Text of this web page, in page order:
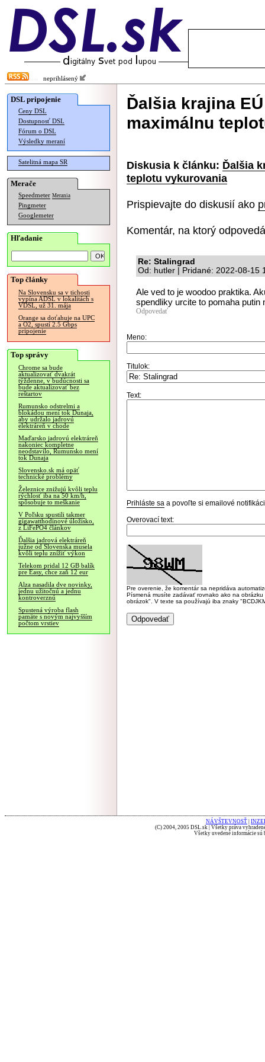
neprihlásený
DSL pripojenie
Ceny DSL
Dostupnosť DSL
Fórum o DSL
Výsledky meraní
Satelitná mapa SR
Merače
Speedmeter Merania
Pingmeter
Googlemeter
Hľadanie
Top články
Na Slovensku sa v tichosti
vypína ADSL v lokalitách s
VDSL, už 31. mája
Orange sa doťahuje na UPC
a O2, spustí 2.5 Gbps
pripojenie
Top správy
Chrome sa bude
aktualizovať dvakrát
týždenne, v budúcnosti sa
bude aktualizovať bez
reštartov
Rumunsko odstrelmi a
blokádou mení tok Dunaja,
aby udržalo jadrovú
elektráreň v chode
Maďarsko jadrovú elektráreň
nakoniec kompletne
neodstavilo, Rumunsko mení
tok Dunaja
Slovensko.sk má opäť
technické problémy
Železnice znižujú kvôli teplu
rýchlosť iba na 50 km/h,
spôsobuje to meškanie
V Poľsku spustili takmer
gigawatthodinové úložisko,
z LiFePO4 článkov
Ďalšia jadrová elektráreň
južne od Slovenska musela
kvôli teplu znížiť výkon
Telekom pridal 12 GB balík
pre Easy, chce zaň 12 eur
Alza nasadila dve novinky,
jednu užitočnú a jednu
kontroverznú
Spustená výroba flash
pamäte s novým najvyšším
počtom vrstiev
Ďalšia krajina
maximálnu
Diskusia k článku: Ďalšia
teplotu vykurovania
Prispievajte do diskusií ako
Komentár, na ktorý
Re: Stalingrad
Od: hutler | Pridané: 2022-08-15
Ale ved to je woodoo praktika.
spendliky urcite to pomaha
Odpovedať
Meno:
Titulok:
Text:
Prihláste sa a povoľte si emailové
Overovací text:
Pre overenie, že komentár sa nepridáva
Písmená musíte zadávať rovnako ako na
obrázok". V texte sa používajú iba znaky
NÁVŠTEVNOSŤ
(C) 2004, 2005 DSL.sk | Všetky práva
Všetky uvedené informácie sú